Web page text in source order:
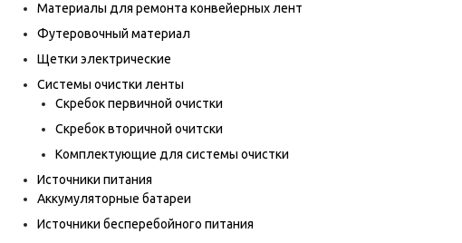
Материалы для ремонта конвейерных лент
Футеровочный материал
Щетки электрические
Системы очистки ленты
Скребок первичной очистки
Скребок вторичной очитски
Комплектующие для системы очистки
Источники питания
Аккумуляторные батареи
Источники бесперебойного питания